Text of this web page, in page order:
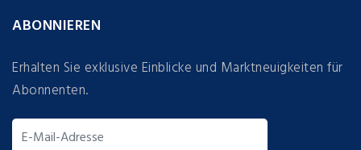
ABONNIEREN
Erhalten Sie exklusive Einblicke und Marktneuigkeiten für
Abonnenten.